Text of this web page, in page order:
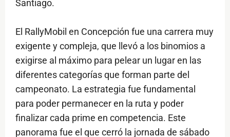
Santiago.
El RallyMobil en Concepción fue una carrera muy
exigente y compleja, que llevó a los binomios a
exigirse al máximo para pelear un lugar en las
diferentes categorías que forman parte del
campeonato. La estrategia fue fundamental
para poder permanecer en la ruta y poder
finalizar cada prime en competencia. Este
panorama fue el que cerró la jornada de sábado